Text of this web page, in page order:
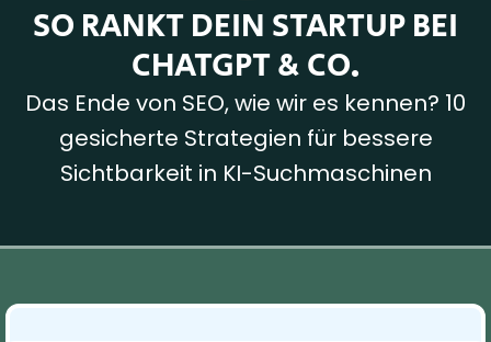
SO RANKT DEIN STARTUP BEI
CHATGPT & CO.
Das Ende von SEO, wie wir es kennen? 10
gesicherte Strategien für bessere
Sichtbarkeit in KI-Suchmaschinen